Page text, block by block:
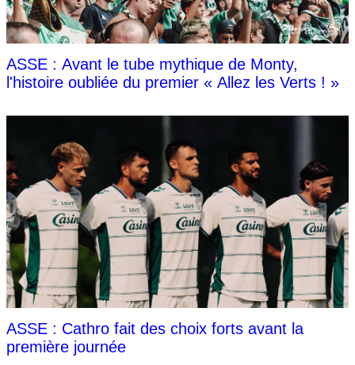
ASSE : Avant le tube mythique de Monty,
l'histoire oubliée du premier « Allez les Verts ! »
ASSE : Cathro fait des choix forts avant la
première journée